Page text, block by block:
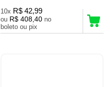
10x R$ 42,99
ou R$ 408,40 no
boleto ou pix